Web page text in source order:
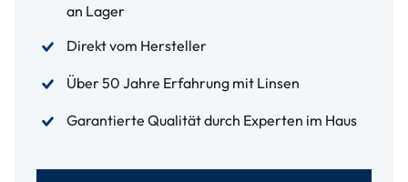
an Lager
Direkt vom Hersteller
Über 50 Jahre Erfahrung mit Linsen
Garantierte Qualität durch Experten im Haus